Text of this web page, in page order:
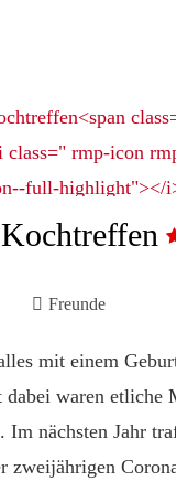
Freunde
mit einem
waren etliche
Im nächsten Jahr
zweijährigen